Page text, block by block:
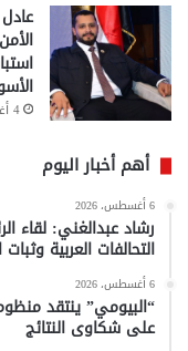
4 أغسطس، 2026
أهم أخبار اليوم
6 أغسطس، 2026
رشاد عبدالغني: لقاء
التحالفات العربية
6 أغسطس، 2026
“البيومي” ينتقد
على شكاوى النتائج